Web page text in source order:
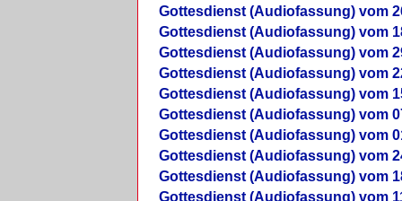
Gottesdienst (Audiofassung) vom
Gottesdienst (Audiofassung) vom
Gottesdienst (Audiofassung) vom
Gottesdienst (Audiofassung) vom
Gottesdienst (Audiofassung) vom
Gottesdienst (Audiofassung) vom
Gottesdienst (Audiofassung) vom
Gottesdienst (Audiofassung) vom
Gottesdienst (Audiofassung) vom
Gottesdienst (Audiofassung) vom